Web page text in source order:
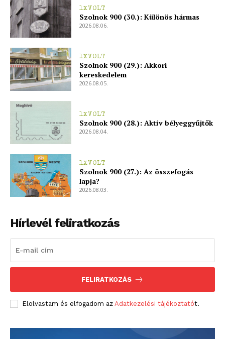
1XVOLT
Szolnok 900 (30.): Különös hármas
2026.08.06.
1XVOLT
Szolnok 900 (29.): Akkori
kereskedelem
2026.08.05.
1XVOLT
Szolnok 900 (28.): Aktív bélyeggyűjtők
2026.08.04.
1XVOLT
Szolnok 900 (27.): Az összefogás
lapja?
2026.08.03.
Hírlevél feliratkozás
FELIRATKOZÁS
Elolvastam és elfogadom az Adatkezelési tájékoztatót.